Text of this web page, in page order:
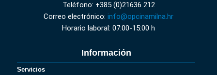
Teléfono: +385 (0)21636 212
Correo electrónico: info@opcinamilna.hr
Horario laboral: 07:00-15:00 h
Información
Servicios